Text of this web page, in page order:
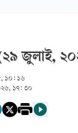
(২৯ জুলাই,
১০: ১৬
১৭: ৩০